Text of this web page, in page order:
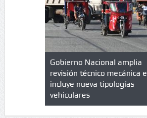
en
Gobierno Nacional amplia
revisión técnico mecánica e
incluye nueva tipologías
vehiculares